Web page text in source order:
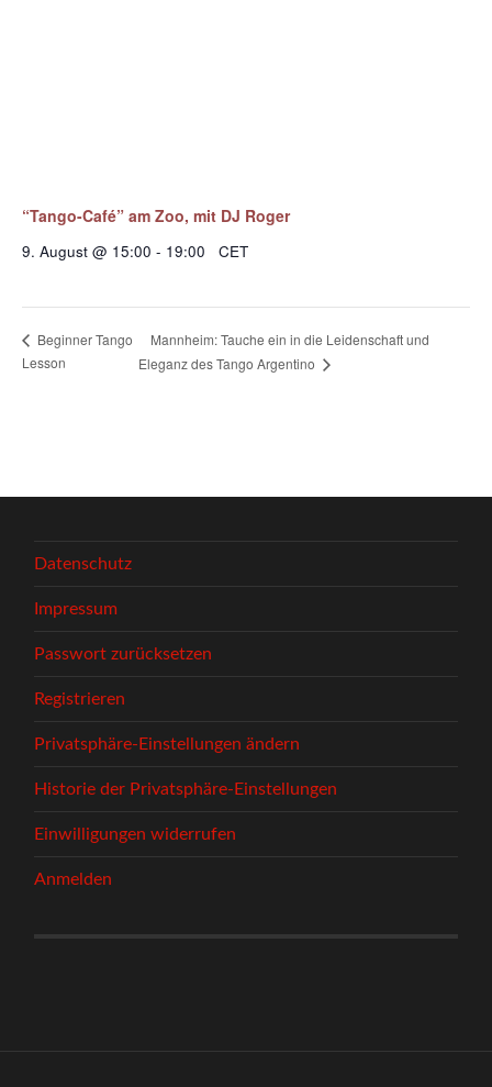
“Tango-Café” am Zoo, mit DJ Roger
9. August @ 15:00 - 19:00 CET
Beginner Tango
Lesson
Mannheim: Tauche ein in die Leidenschaft und
Eleganz des Tango Argentino
Datenschutz
Impressum
Passwort zurücksetzen
Registrieren
Privatsphäre-Einstellungen ändern
Historie der Privatsphäre-Einstellungen
Einwilligungen widerrufen
Anmelden